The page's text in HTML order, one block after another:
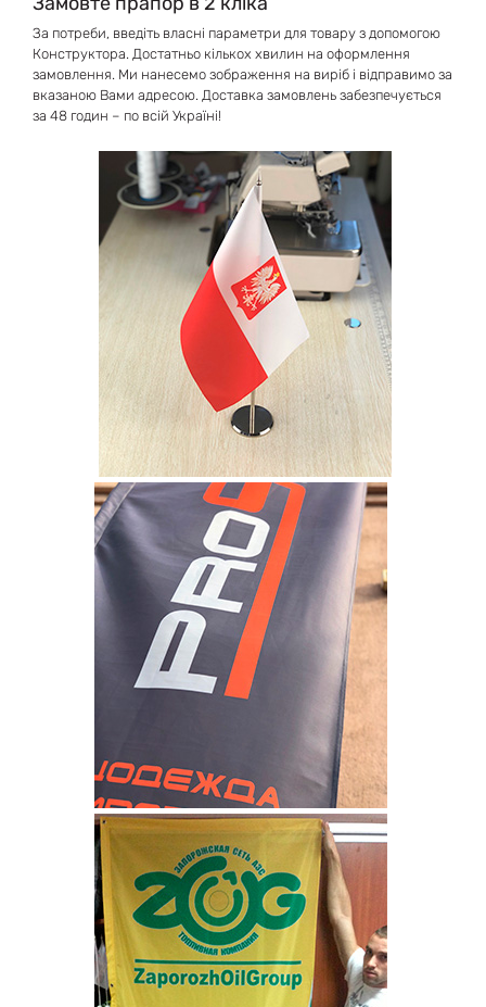
За потреби, введіть власні параметри для товару з допомогою
Конструктора. Достатньо кількох хвилин на оформлення
замовлення. Ми нанесемо зображення на виріб і відправимо за
вказаною Вами адресою. Доставка замовлень забезпечується
за 48 годин – по всій Україні!